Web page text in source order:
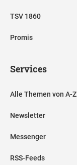
TSV 1860
Promis
Services
Alle Themen von A-Z
Newsletter
Messenger
RSS-Feeds